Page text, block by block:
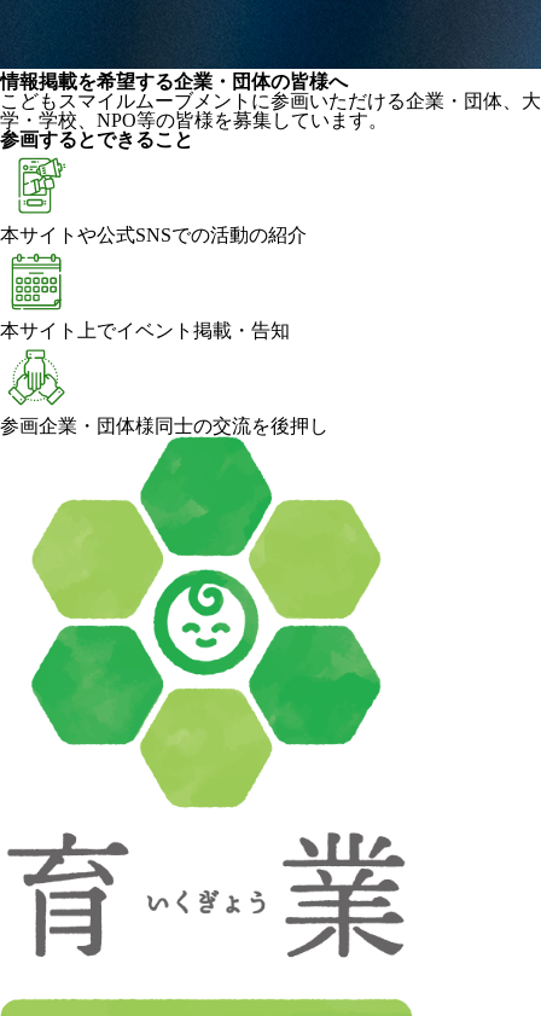
情報掲載を希望する企業・団体の皆様へ
こどもスマイルムーブメントに参画いただける企業・団体、大
学・学校、NPO等の皆様を募集しています。
参画するとできること
本サイトや公式SNSでの活動の紹介
本サイト上でイベント掲載・告知
参画企業・団体様同士の交流を後押し